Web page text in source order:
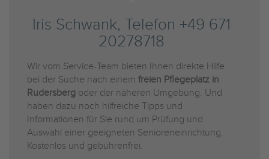
Iris Schwank, Telefon +49 671
20278718
Wir vom Service-Team bieten Ihnen direkte Hilfe
bei der Suche nach einem freien Pflegeplatz in
Rudersberg oder der näheren Umgebung. Und
haben dazu noch hilfreiche Tipps und
Informationen für Sie rund um Prüfung und
Auswahl einer geeigneten Senioreneinrichtung.
Kostenlos und gebührenfrei.